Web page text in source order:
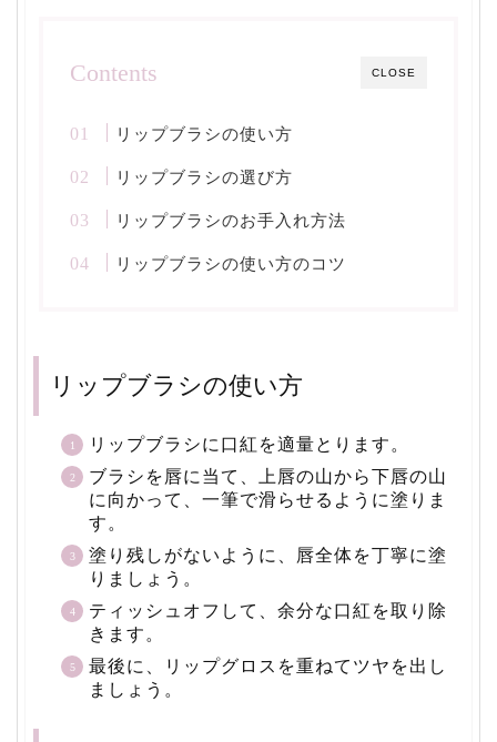
CLOSE
Contents
リップブラシの使い方
リップブラシの選び方
リップブラシのお手入れ方法
リップブラシの使い方のコツ
リップブラシの使い方
リップブラシに口紅を適量とります。
ブラシを唇に当て、上唇の山から下唇の山
に向かって、 一筆で滑らせるように塗りま
す。
塗り残しがないように、唇全体を丁寧に塗
りましょう。
ティッシュオフして、余分な口紅を取り除
きます。
最後に、リップグロスを重ねてツヤを出し
ましょう。